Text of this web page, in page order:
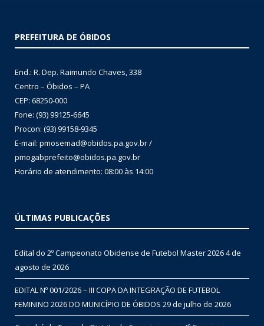
PREFEITURA DE ÓBIDOS
End.: R. Dep. Raimundo Chaves, 338
Centro – Óbidos – PA
CEP: 68250-000
Fone: (93) 99125-6645
Procon: (93) 99158-9345
E-mail: pmosemad@obidos.pa.gov.br /
pmogabprefeito@obidos.pa.gov.br
Horário de atendimento: 08:00 às 14:00
ÚLTIMAS PUBLICAÇÕES
Edital do 2º Campeonato Obidense de Futebol Master 20264 de
agosto de 2026
EDITAL Nº 001/2026 – III COPA DA INTEGRAÇÃO DE FUTEBOL
FEMININO 2026 DO MUNICÍPIO DE ÓBIDOS 29 de julho de 2026